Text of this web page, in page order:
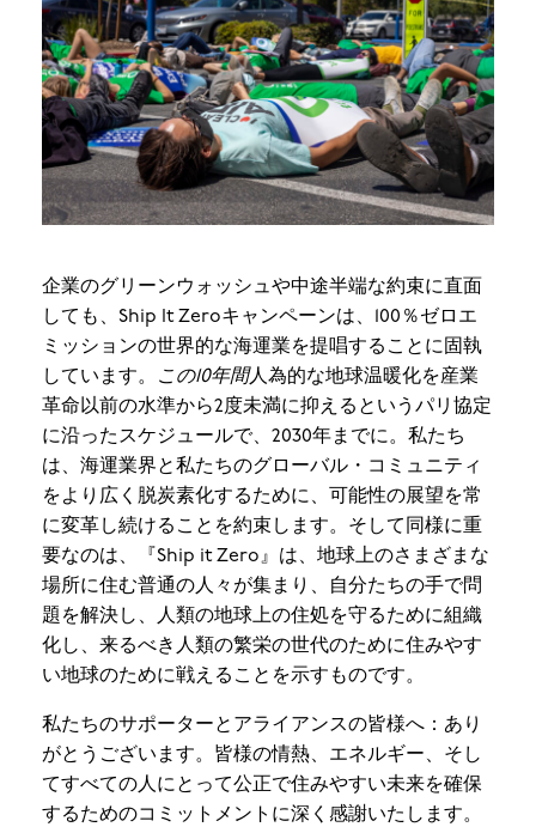
企業のグリーンウォッシュや中途半端な約束に直面
しても、Ship It Zeroキャンペーンは、100％ゼロエ
ミッションの世界的な海運業を提唱することに固執
しています。
この10年間人為的な地球温暖化を産業
革命以前の水準から2度未満に抑えるというパリ協定
に沿ったスケジュールで、2030年までに。私たち
は、海運業界と私たちのグローバル・コミュニティ
をより広く脱炭素化するために、可能性の展望を常
に変革し続けることを約束します。そして同様に重
要なのは、『Ship it Zero』は、地球上のさまざまな
場所に住む普通の人々が集まり、自分たちの手で問
題を解決し、人類の地球上の住処を守るために組織
化し、来るべき人類の繁栄の世代のために住みやす
い地球のために戦えることを示すものです。
私たちのサポーターとアライアンスの皆様へ：あり
がとうございます。皆様の情熱、エネルギー、そし
てすべての人にとって公正で住みやすい未来を確保
するためのコミットメントに深く感謝いたします。